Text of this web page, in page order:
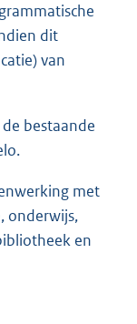
dit
van
bestaande
met
onderwijs,
en